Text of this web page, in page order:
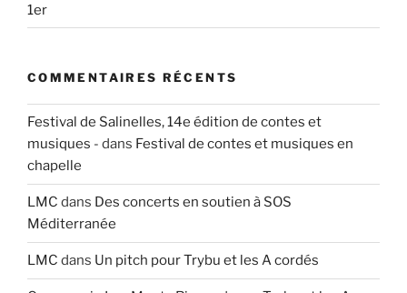
1er
COMMENTAIRES RÉCENTS
Festival de Salinelles, 14e édition de contes et
musiques - dans Festival de contes et musiques en
chapelle
LMC dans Des concerts en soutien à SOS
Méditerranée
LMC dans Un pitch pour Trybu et les A cordés